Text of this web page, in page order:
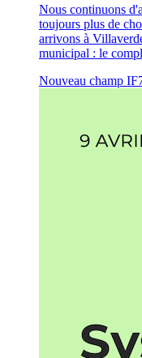
Nous continuons
toujours plus de
arrivons à
municipal : le
Nouveau champ